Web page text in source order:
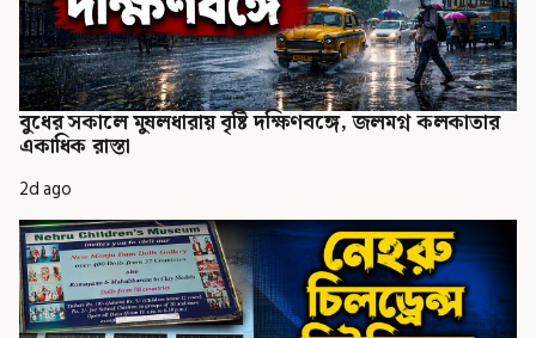
বুধের সকালে মুষলধারায় বৃষ্টি দক্ষিণবঙ্গে, জলমগ্ন কলকাতার
একাধিক রাস্তা
2d ago